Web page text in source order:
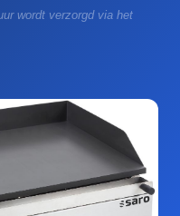
wordt verzorgd via het